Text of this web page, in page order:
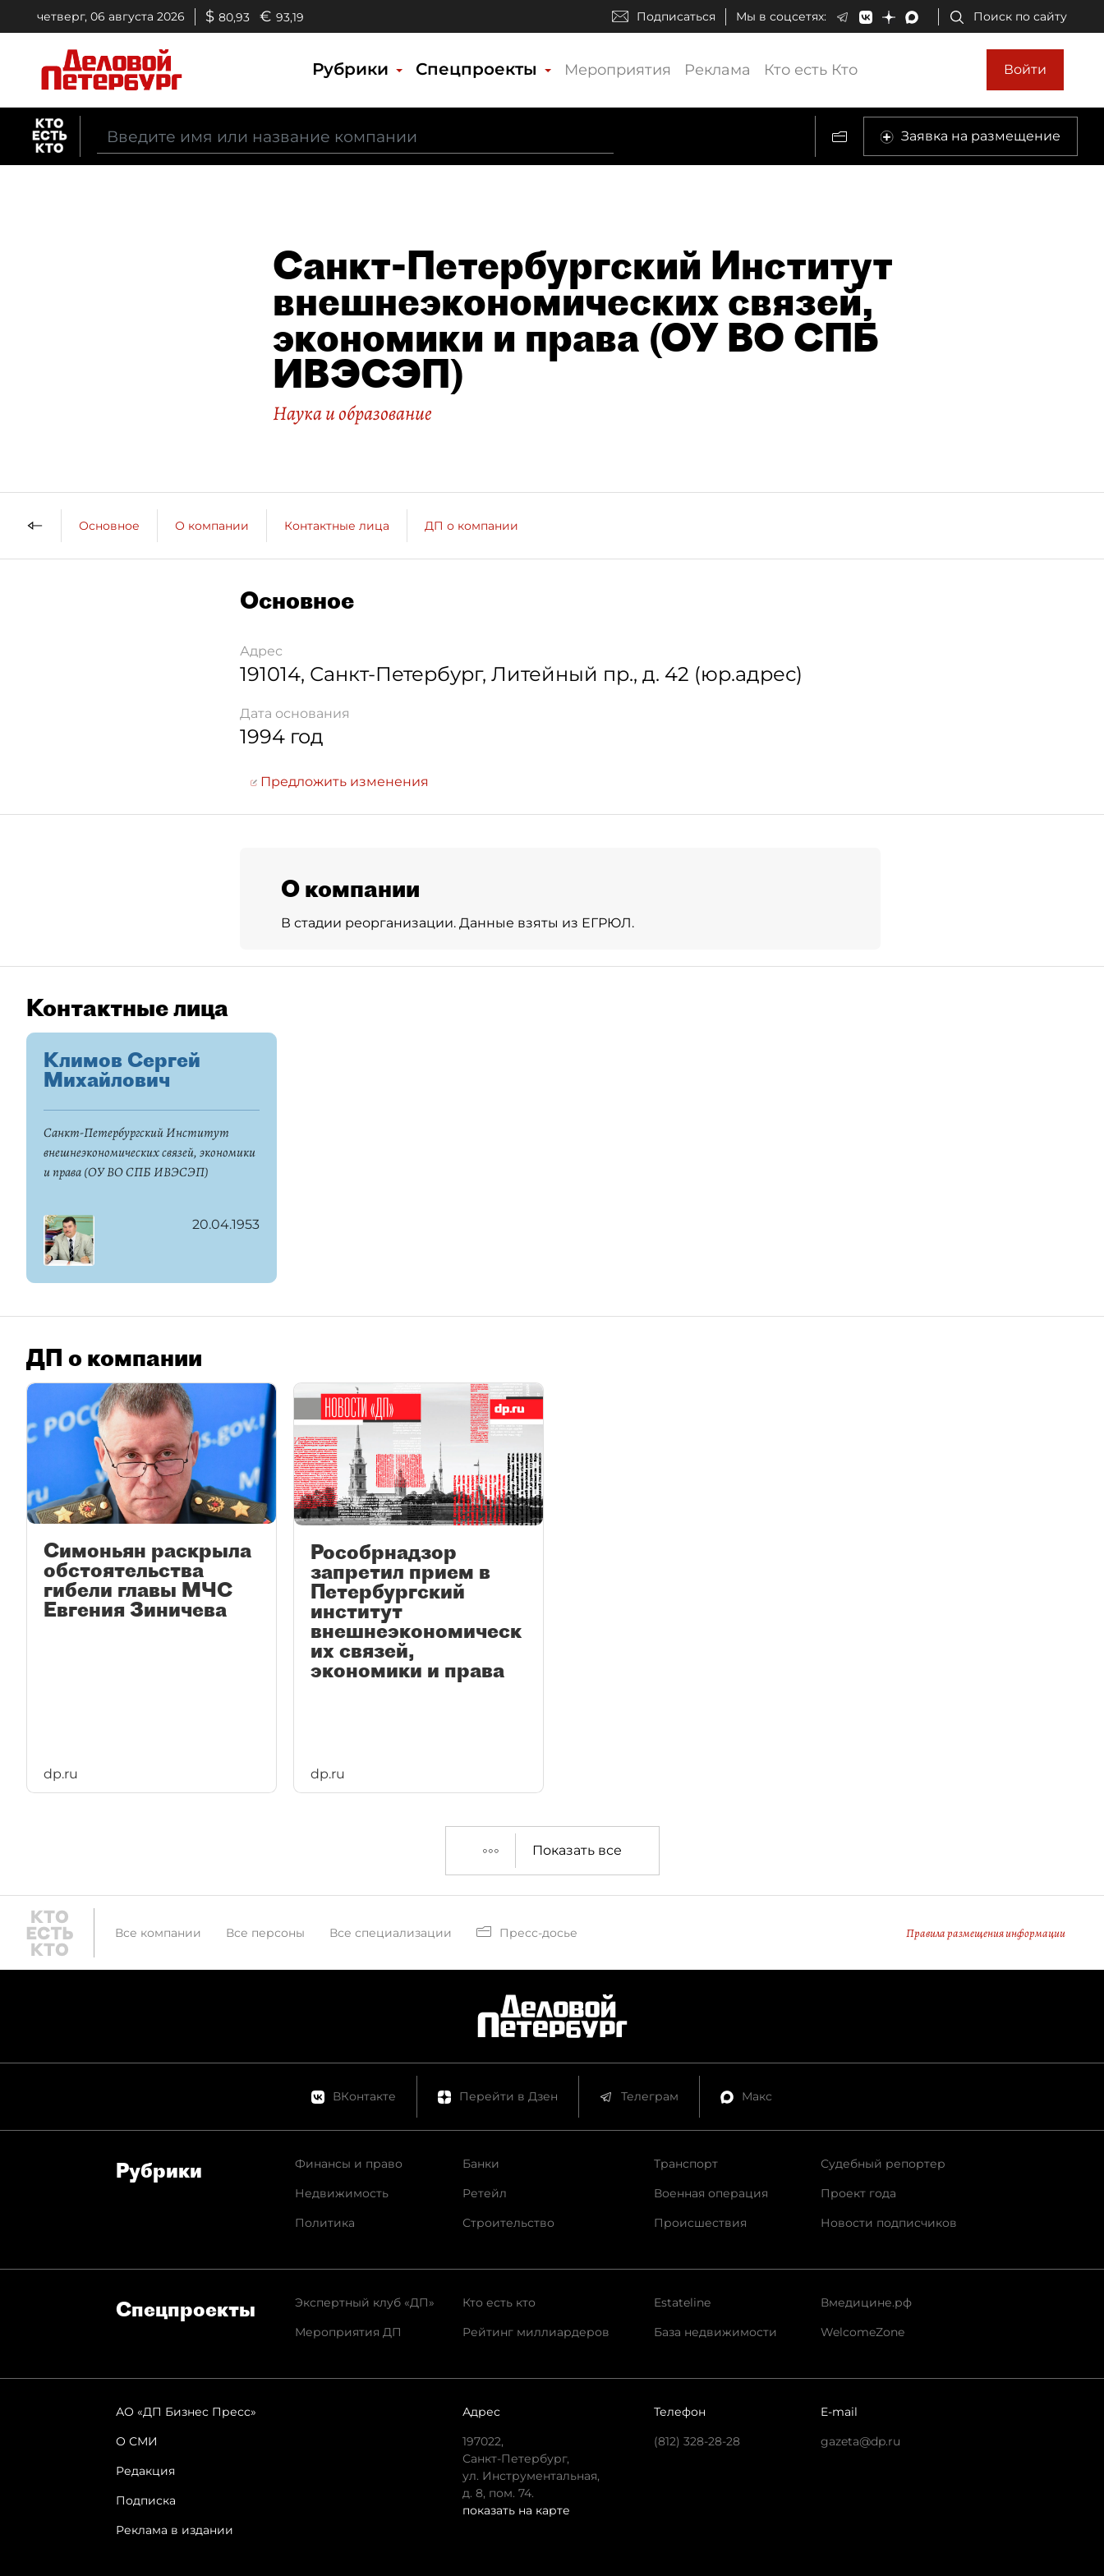
четверг, 06 августа 2026 $ 80,93 € 93,19 Подписаться Мы в соцсетях: Поиск по сайту
Рубрики Спецпроекты Мероприятия Реклама Кто есть Кто Войти
Заявка на размещение
Санкт-Петербургский Институт
внешнеэкономических связей,
экономики и права (ОУ ВО СПБ
ИВЭСЭП)
Наука и образование
Основное О компании Контактные лица ДП о компании
Основное
Адрес
191014, Санкт-Петербург, Литейный пр., д. 42 (юр.адрес)
Дата основания
1994 год
Предложить изменения
О компании
В стадии реорганизации. Данные взяты из ЕГРЮЛ.
Контактные лица
Климов Сергей
Михайлович
Санкт-Петербургский Институт
внешнеэкономических связей, экономики
и права (ОУ ВО СПБ ИВЭСЭП)
20.04.1953
ДП о компании
Симоньян раскрыла
обстоятельства
гибели главы МЧС
Евгения Зиничева
dp.ru
Рособрнадзор
запретил прием в
Петербургский
институт
внешнеэкономическ
их связей,
экономики и права
dp.ru
Показать все
Все компании Все персоны Все специализации Пресс-досье Правила размещения информации
ВКонтакте Перейти в Дзен Телеграм Макс
Рубрики
Финансы и право
Недвижимость
Политика
Банки
Ретейл
Строительство
Транспорт
Военная операция
Происшествия
Судебный репортер
Проект года
Новости подписчиков
Спец­проекты
Экспертный клуб «ДП»
Мероприятия ДП
Кто есть кто
Рейтинг миллиардеров
Estateline
База недвижимости
Вмедицине.рф
WelcomeZone
АО «ДП Бизнес Пресс»
О СМИ
Редакция
Подписка
Реклама в издании
Адрес
197022,
Санкт-Петербург,
ул. Инструментальная,
д. 8, пом. 74.
показать на карте
Телефон
(812) 328-28-28
E-mail
gazeta@dp.ru